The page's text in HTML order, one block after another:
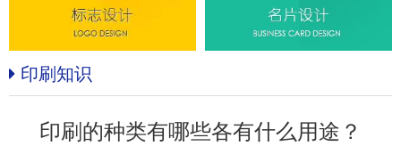
印刷知识
印刷的种类有哪些各有什么用途？